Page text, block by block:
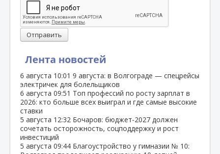
Лента новостей
6 августа 10:01 9 августа: в Волгограде — спецрейсы
электричек для болельщиков
6 августа 09:51 Топ профессий по росту зарплат в
2026: кто больше всех выиграл и где самые высокие
ставки
5 августа 12:32 Бочаров: бюджет‑2027 должен
сочетать осторожность, соцподдержку и рост
инвестиций
5 августа 09:44 Благоустройство у гимназии № 10:
Отправить